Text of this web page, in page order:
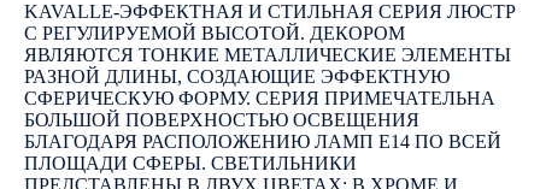
KAVALLE-ЭФФЕКТНАЯ И СТИЛЬНАЯ СЕРИЯ ЛЮСТР
С РЕГУЛИРУЕМОЙ ВЫСОТОЙ. ДЕКОРОМ
ЯВЛЯЮТСЯ ТОНКИЕ МЕТАЛЛИЧЕСКИЕ ЭЛЕМЕНТЫ
РАЗНОЙ ДЛИНЫ, СОЗДАЮЩИЕ ЭФФЕКТНУЮ
СФЕРИЧЕСКУЮ ФОРМУ. СЕРИЯ ПРИМЕЧАТЕЛЬНА
БОЛЬШОЙ ПОВЕРХНОСТЬЮ ОСВЕЩЕНИЯ
БЛАГОДАРЯ РАСПОЛОЖЕНИЮ ЛАМП Е14 ПО ВСЕЙ
ПЛОЩАДИ СФЕРЫ. СВЕТИЛЬНИКИ
ПРЕДСТАВЛЕНЫ В ДВУХ ЦВЕТАХ: В ХРОМЕ И